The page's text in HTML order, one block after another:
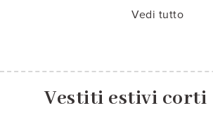
Vedi tutto
Vestiti estivi corti